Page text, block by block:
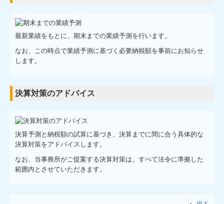
最新業績をもとに、期末までの業績予測を行います。
なお、この時点で業績予測に基づく必要納税額を事前にお知らせ
します。
決算対策のアドバイス
決算予測と納税額の試算に基づき、決算までに間に合う具体的な
決算対策をアドバイスします。
なお、当事務所がご提案する決算対策は、すべて法令に準拠した
範囲内とさせていただきます。